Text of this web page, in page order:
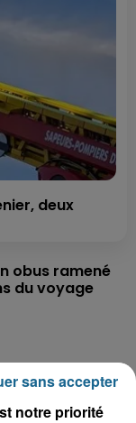
deux
obus ramené
du voyage
ans percutée
notre priorité
sans accepter